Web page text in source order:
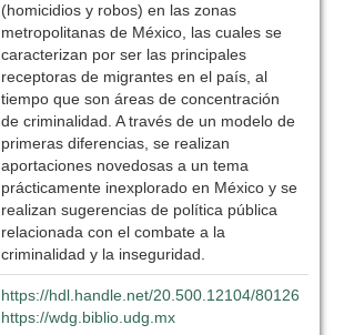
(homicidios y robos) en las zonas
metropolitanas de México, las cuales se
caracterizan por ser las principales
receptoras de migrantes en el país, al
tiempo que son áreas de concentración
de criminalidad. A través de un modelo de
primeras diferencias, se realizan
aportaciones novedosas a un tema
prácticamente inexplorado en México y se
realizan sugerencias de política pública
relacionada con el combate a la
criminalidad y la inseguridad.
https://hdl.handle.net/20.500.12104/80126
https://wdg.biblio.udg.mx